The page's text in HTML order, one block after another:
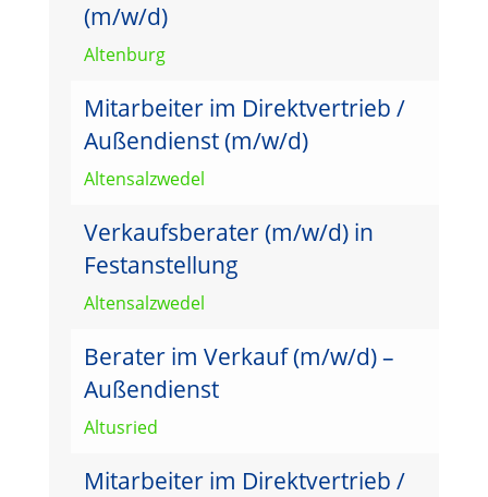
(m/w/d)
Altenburg
Mitarbeiter im Direktvertrieb /
Außendienst (m/w/d)
Altensalzwedel
Verkaufsberater (m/w/d) in
Festanstellung
Altensalzwedel
Berater im Verkauf (m/w/d) –
Außendienst
Altusried
Mitarbeiter im Direktvertrieb /